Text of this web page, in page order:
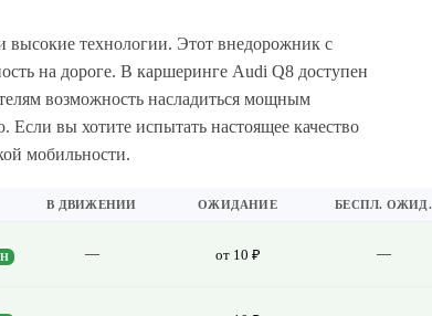
высокие технологии. Этот внедорожник с
на дороге. В каршеринге Audi Q8 доступен
возможность насладиться мощным
вы хотите испытать настоящее качество
мобильности.
В ДВИЖЕНИИ ОЖИДАНИЕ БЕСПЛ. ОЖИД.
— от 10 ₽ —